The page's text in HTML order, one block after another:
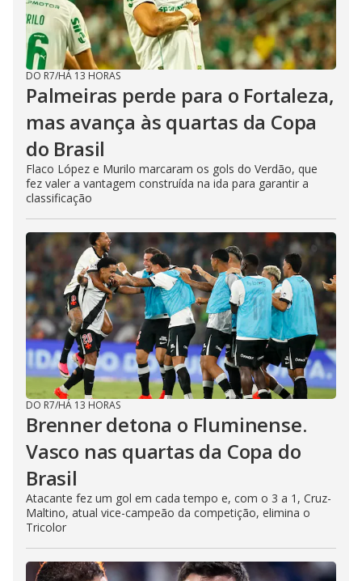
DO R7/HÁ 13 HORAS
Palmeiras perde para o Fortaleza,
mas avança às quartas da Copa
do Brasil
Flaco López e Murilo marcaram os gols do Verdão, que
fez valer a vantagem construída na ida para garantir a
classificação
DO R7/HÁ 13 HORAS
Brenner detona o Fluminense.
Vasco nas quartas da Copa do
Brasil
Atacante fez um gol em cada tempo e, com o 3 a 1, Cruz-
Maltino, atual vice-campeão da competição, elimina o
Tricolor